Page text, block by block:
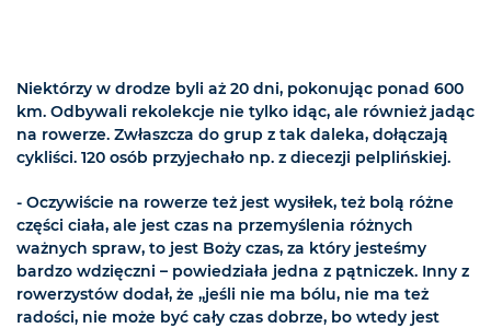
Niektórzy w drodze byli aż 20 dni, pokonując ponad 600
km. Odbywali rekolekcje nie tylko idąc, ale również jadąc
na rowerze. Zwłaszcza do grup z tak daleka, dołączają
cykliści. 120 osób przyjechało np. z diecezji pelplińskiej.
- Oczywiście na rowerze też jest wysiłek, też bolą różne
części ciała, ale jest czas na przemyślenia różnych
ważnych spraw, to jest Boży czas, za który jesteśmy
bardzo wdzięczni – powiedziała jedna z pątniczek. Inny z
rowerzystów dodał, że „jeśli nie ma bólu, nie ma też
radości, nie może być cały czas dobrze, bo wtedy jest